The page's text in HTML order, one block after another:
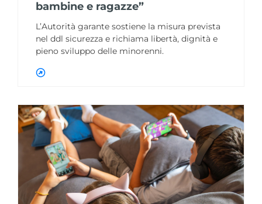
bambine e ragazze”
L’Autorità garante sostiene la misura prevista
nel ddl sicurezza e richiama libertà, dignità e
pieno sviluppo delle minorenni.